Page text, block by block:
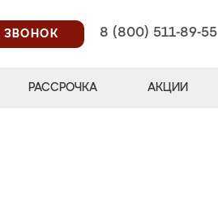
ЗВОНОК
8 (800) 511-89-55
РАССРОЧКА АКЦИИ